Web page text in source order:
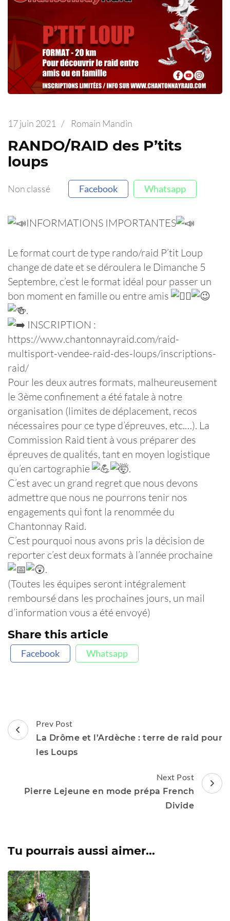
17 juin 2021 / Romain Mandin
RANDO/RAID des P’tits
loups
Non classé Facebook Whatsapp
INFORMATIONS IMPORTANTES
Le format court de type rando/raid P’tit Loup
change de date et se déroulera le Dimanche 5
Septembre, c’est le format idéal pour passer un
bon moment en famille ou entre amis
.
INSCRIPTION :
https://www.chantonnayraid.com/raid-
multisport-vendee-raid-des-loups/inscriptions-
raid/
Pour les deux autres formats, malheureusement
le 3ème confinement a été fatale à notre
organisation (limites de déplacement, recos
nécessaires pour ce type d’épreuves, etc.…). La
Commission Raid tient à vous préparer des
épreuves de qualités, tant en moyen logistique
qu’en cartographie
.
C’est avec un grand regret que nous devons
admettre que nous ne pourrons tenir nos
engagements qui font la renommée du
Chantonnay Raid.
C’est pourquoi nous avons pris la décision de
reporter c’est deux formats à l’année prochaine
.
(Toutes les équipes seront intégralement
remboursé dans les prochaines jours, un mail
d’information vous a été envoyé)
Share this article
Facebook Whatsapp
Post
Navigation
Prev Post
La Drôme et l’Ardèche : terre de raid pour
les Loups
Next Post
Pierre Lejeune en mode prépa French
Divide
Tu pourrais aussi aimer...